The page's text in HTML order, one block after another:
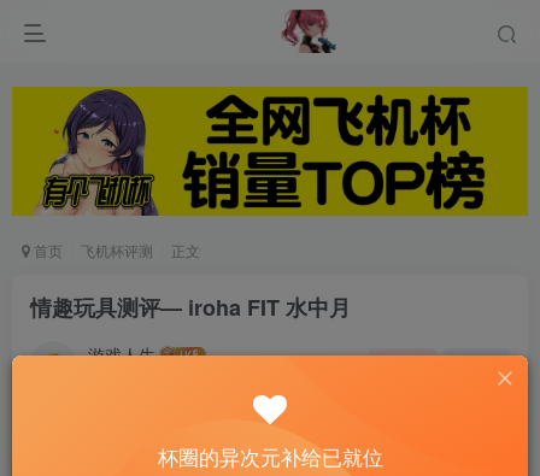
首页 飞机杯评测 正文
情趣玩具测评— iroha FIT 水中月
游戏人生
第一次使用情趣玩具的小白，柔软亲肤的质感，清
杯圈的异次元补给已就位